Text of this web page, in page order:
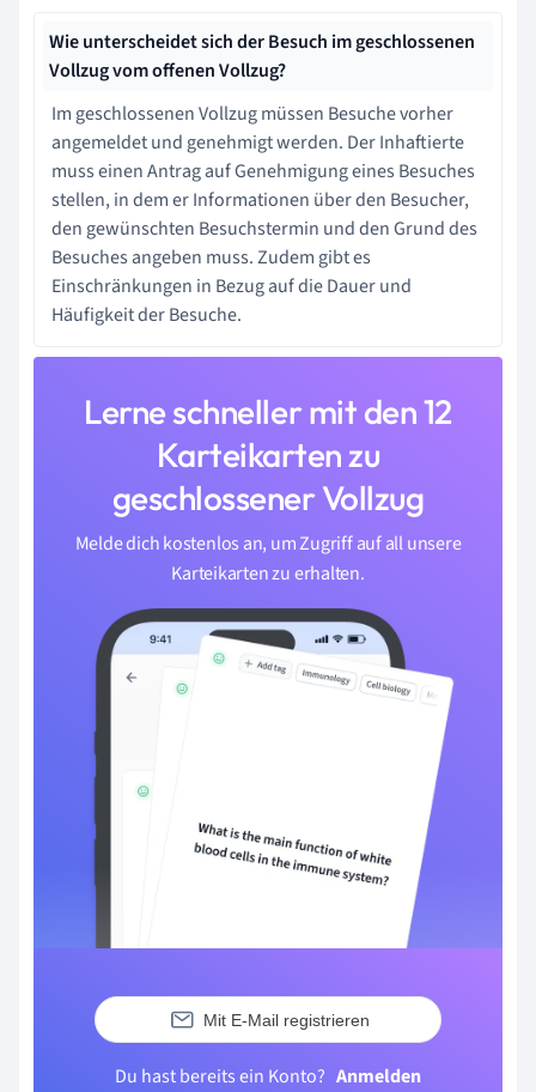
Wie unterscheidet sich der Besuch im geschlossenen
Vollzug vom offenen Vollzug?
Im geschlossenen Vollzug müssen Besuche vorher
angemeldet und genehmigt werden. Der Inhaftierte
muss einen Antrag auf Genehmigung eines Besuches
stellen, in dem er Informationen über den Besucher,
den gewünschten Besuchstermin und den Grund des
Besuches angeben muss. Zudem gibt es
Einschränkungen in Bezug auf die Dauer und
Häufigkeit der Besuche.
Lerne schneller mit den 12
Karteikarten zu
geschlossener Vollzug
Melde dich kostenlos an, um Zugriff auf all unsere
Karteikarten zu erhalten.
Mit E-Mail registrieren
Du hast bereits ein Konto? Anmelden